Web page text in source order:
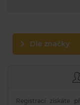
Dle značky
Registrací získáte